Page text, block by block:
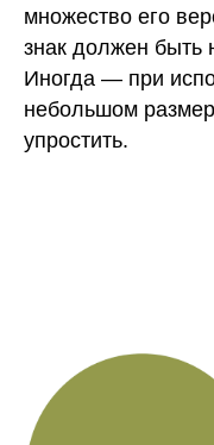
множество его
знак должен быть
Иногда — при
небольшом
упростить.